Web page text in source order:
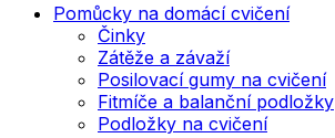
Pomůcky na domácí cvičení
Činky
Zátěže a závaží
Posilovací gumy na cvičení
Fitmíče a balanční podložky
Podložky na cvičení